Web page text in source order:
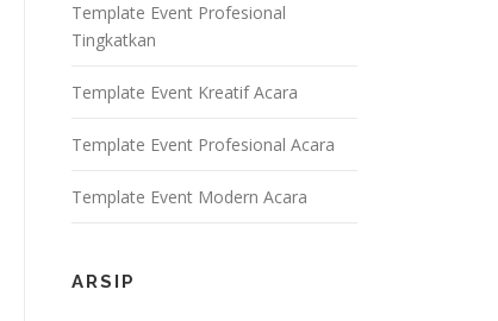
Template Event Profesional
Tingkatkan
Template Event Kreatif Acara
Template Event Profesional Acara
Template Event Modern Acara
ARSIP